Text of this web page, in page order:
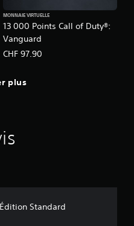
13 000 Points Call of Duty®:
Vanguard
MONNAIE VIRTUELLE
CHF 97.90
plus
Standard